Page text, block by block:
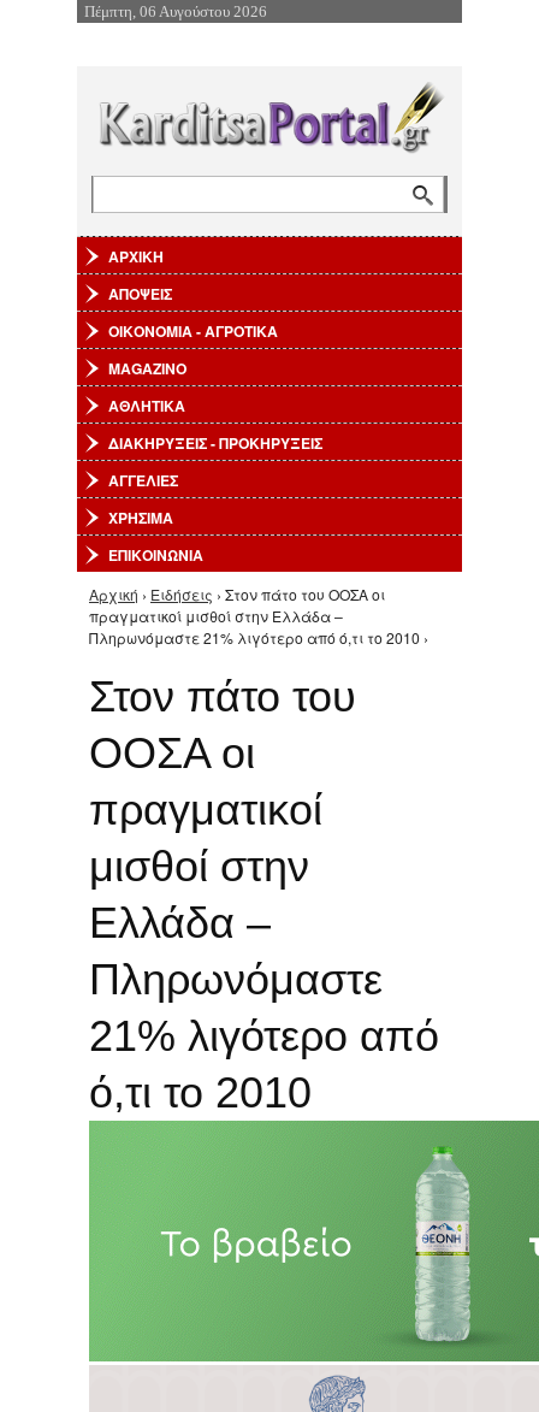
Επιστροφή στην Πλοήγηση
Πέμπτη, 06 Αυγούστου 2026
ΑΡΧΙΚΗ
ΑΠΟΨΕΙΣ
ΟΙΚΟΝΟΜΙΑ - ΑΓΡΟΤΙΚΑ
MAGAZINO
ΑΘΛΗΤΙΚΑ
ΔΙΑΚΗΡΥΞΕΙΣ - ΠΡΟΚΗΡΥΞΕΙΣ
ΑΓΓΕΛΙΕΣ
ΧΡΗΣΙΜΑ
ΕΠΙΚΟΙΝΩΝΙΑ
Είστε εδώ
Αρχική › Ειδήσεις › Στον πάτο του ΟΟΣΑ οι
πραγματικοί μισθοί στην Ελλάδα –
Πληρωνόμαστε 21% λιγότερο από ό,τι το 2010 ›
Στον πάτο του
ΟΟΣΑ οι
πραγματικοί
μισθοί στην
Ελλάδα –
Πληρωνόμαστε
21% λιγότερο από
ό,τι το 2010